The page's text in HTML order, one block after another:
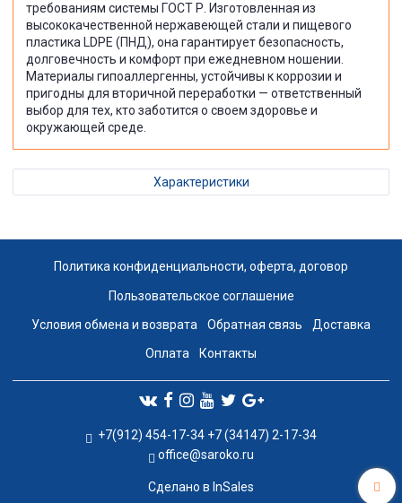
требованиям системы ГОСТ Р. Изготовленная из
высококачественной нержавеющей стали и пищевого
пластика LDPE (ПНД), она гарантирует безопасность,
долговечность и комфорт при ежедневном ношении.
Материалы гипоаллергенны, устойчивы к коррозии и
пригодны для вторичной переработки — ответственный
выбор для тех, кто заботится о своем здоровье и
окружающей среде.
Характеристики
Политика конфиденциальности, оферта, договор
Пользовательское соглашение
Условия обмена и возврата Обратная связь Доставка
Оплата Контакты
+7(912) 454-17-34 +7 (34147) 2-17-34
office@saroko.ru
Сделано в InSales